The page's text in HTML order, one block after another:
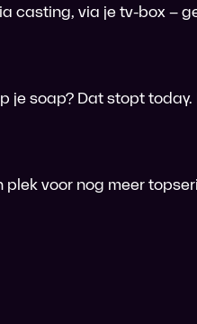
casting, via je tv-box –
je soap? Dat stopt today.
plek voor nog meer